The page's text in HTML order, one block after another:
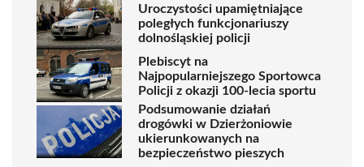
Uroczystości upamiętniające
poległych funkcjonariuszy
dolnośląskiej policji
Plebiscyt na
Najpopularniejszego Sportowca
Policji z okazji 100-lecia sportu
Podsumowanie działań
drogówki w Dzierżoniowie
ukierunkowanych na
bezpieczeństwo pieszych